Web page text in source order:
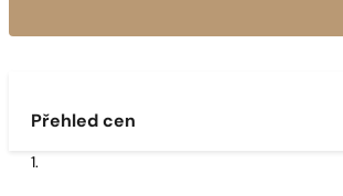
Přehled cen